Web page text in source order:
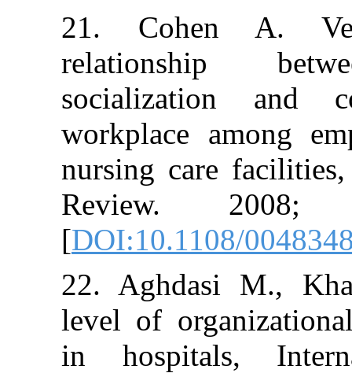
21. Cohen
relationship
socialization
workplace
nursing care
Review.
[DOI:10.1108/
22. Aghdasi
level of
in hospitals,